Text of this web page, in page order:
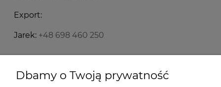
Export:
Jarek: +48 698 460 250
Starecegly.com
Dbamy o Twoją prywatność